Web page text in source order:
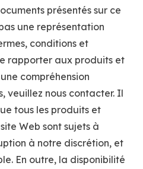
présentés sur ce
une représentation
conditions et
rapporter aux produits et
compréhension
veuillez nous contacter. Il
tous les produits et
Web sont sujets à
à notre discrétion, et
En outre, la disponibilité